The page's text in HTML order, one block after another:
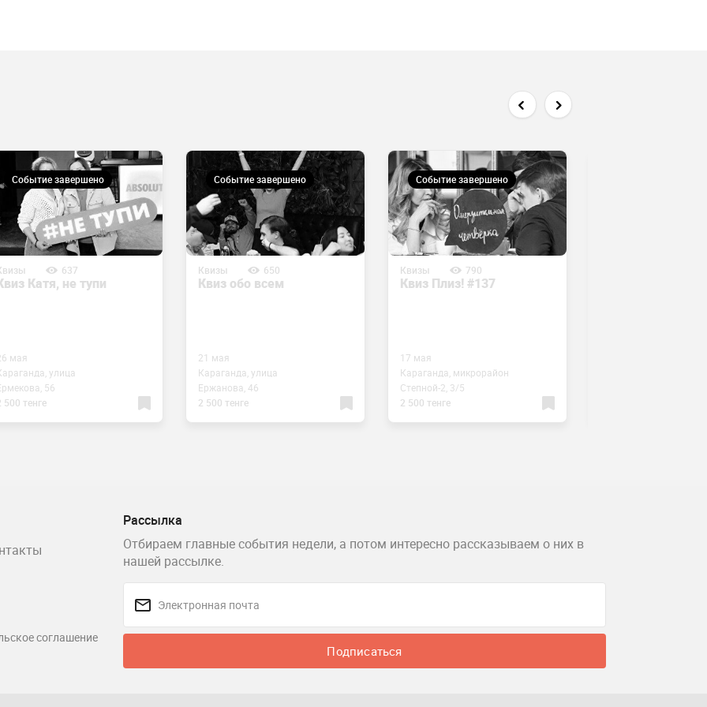
Событие завершено
637
Катя, не тупи
мая
улица
56
500 тенге
Событие завершено
Квизы 650
Квиз обо всем
21 мая
Караганда, улица
Ержанова, 46
2 500 тенге
Событие завершено
Квизы 790
Квиз Плиз! #137
17 мая
Караганда, микрорайон
Степной-2, 3/5
2 500 тенге
Рассылка
Отбираем главные события недели, а потом интересно рассказываем о них в
нашей рассылке.
Подписаться
соглашение